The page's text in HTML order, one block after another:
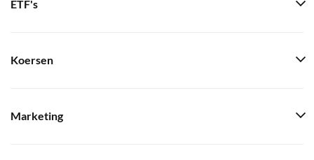
ETF's
Koersen
Marketing